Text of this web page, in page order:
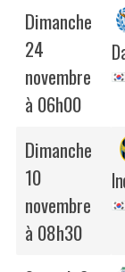
Dimanche
24
novembre
à 06h00
Dimanche
10
novembre
à 08h30